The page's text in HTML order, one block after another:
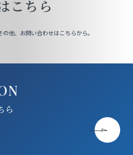
こちら
他、お問い合わせはこちらから。
ら